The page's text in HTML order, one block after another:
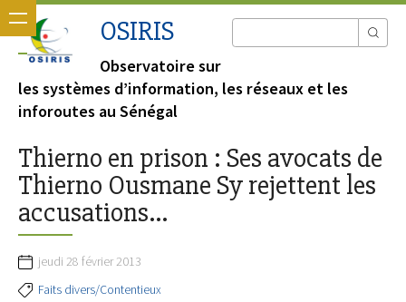
OSIRIS
Observatoire sur
les systèmes d’information, les réseaux et les
inforoutes au Sénégal
Thierno en prison : Ses avocats de
Thierno Ousmane Sy rejettent les
accusations...
jeudi 28 février 2013
Faits divers/Contentieux